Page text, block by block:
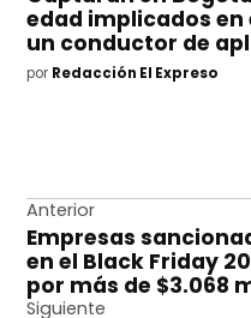
edad implicados en
un conductor de
por Redacción El Expreso
Navegación
de
entradas
Anterior
Empresas
en el Black Friday
por más de $3.068
Siguiente